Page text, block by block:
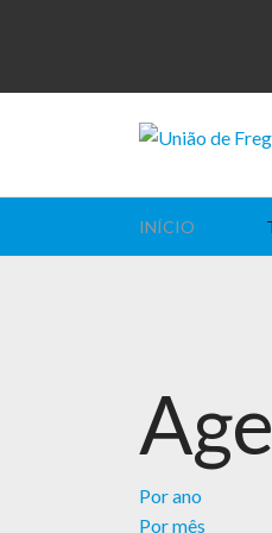
INÍCIO
Por ano
Por mês